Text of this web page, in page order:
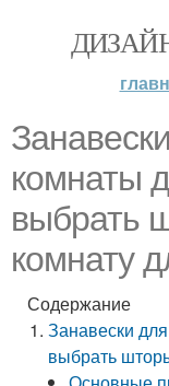
комнаты
выбрать
комнату
Содержание
Занавески
выбрать